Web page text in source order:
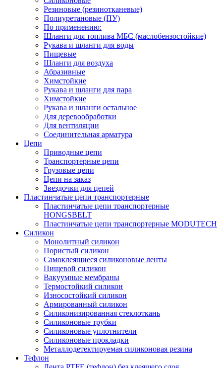
Резиновые (резинотканевые)
Полиуретановые (ПУ)
По применению:
Шланги для топлива МБС (маслобензостойкие)
Рукава и шланги для воды
Пищевые
Шланги для воздуха
Абразивные
Химстойкие
Рукава и шланги для пара
Химстойкие
Рукава и шланги остальное
Для деревообработки
Для вентиляции
Соединительная арматура
Цепи
Приводные цепи
Транспортерные цепи
Грузовые цепи
Цепи на заказ
Звездочки для цепей
Пластинчатые цепи транспортерные
Пластинчатые цепи транспортерные
HONGSBELT
Пластинчатые цепи транспортерные MODUTECH
Силикон
Монолитный силикон
Пористый силикон
Самоклеящиеся силиконовые ленты
Пищевой силикон
Вакуумные мембраны
Термостойкий силикон
Износостойкий силикон
Армированный силикон
Силиконизированная стеклоткань
Силиконовые трубки
Силиконовые уплотнители
Силиконовые прокладки
Металлодетектируемая силиконовая резина
Тефлон